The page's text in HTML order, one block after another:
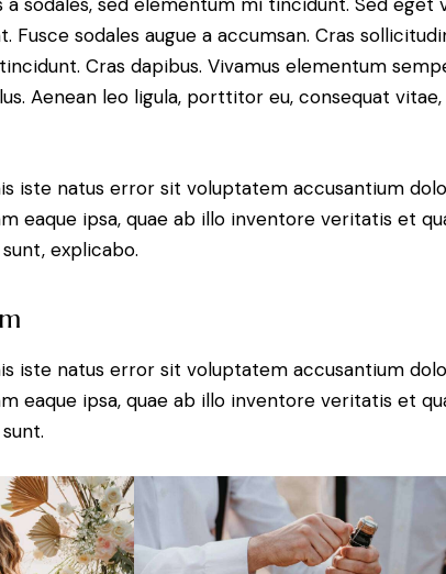
Fusce sodales augue a accumsan. Cras
Cras dapibus. Vivamus elementum
Aenean leo ligula, porttitor eu, consequat
iste natus error sit voluptatem accusantium
eaque ipsa, quae ab illo inventore veritatis et
explicabo.
iste natus error sit voluptatem accusantium
eaque ipsa, quae ab illo inventore veritatis et